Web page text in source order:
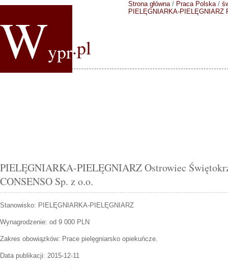
Wypr.pl
Strona główna/ Praca Polska/
PIELĘGNIARKA-PIELĘGNIARZ
PIELĘGNIARKA-PIELĘGNIARZ Ostrowiec
CONSENSO Sp. z o.o.
Stanowisko: PIELĘGNIARKA-PIELĘGNIARZ
Wynagrodzenie: od 9 000 PLN
Zakres obowiązków: Prace pielęgniarsko opiekuńcze.
Data publikacji: 2015-12-11